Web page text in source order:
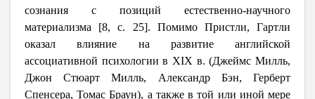
сознания с позиций естественно-научного
материализма [8, с. 25]. Помимо Пристли, Гартли
оказал влияние на развитие английской
ассоциативной психологии в XIX в. (Джеймс Милль,
Джон Стюарт Милль, Александр Бэн, Герберт
Спенсера, Томас Браун), а также в той или иной мере